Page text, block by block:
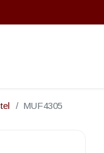
MUF4305